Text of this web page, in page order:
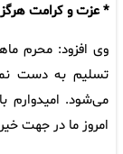
* عزت و کرامت
وی افزود: محرم
تسلیم به دست
می‌شود. امیدوارم
‌امروز ما در جهت